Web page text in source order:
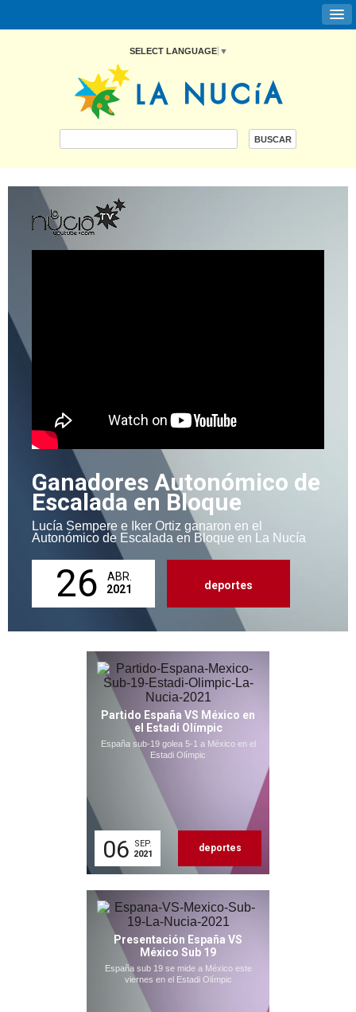
SELECT LANGUAGE ▼
Ganadores Autonómico de
Escalada en Bloque
Lucía Sempere e Iker Ortiz ganaron en el
Autonómico de Escalada en Bloque en La Nucía
26
ABR.
2021
deportes
Partido España VS México en
el Estadi Olímpic
España sub-19 golea 5-1 a México en el
Estadi Olímpic
06
SEP.
2021
deportes
Presentación España VS
México Sub 19
España sub 19 se mide a México este
viernes en el Estadi Olímpic